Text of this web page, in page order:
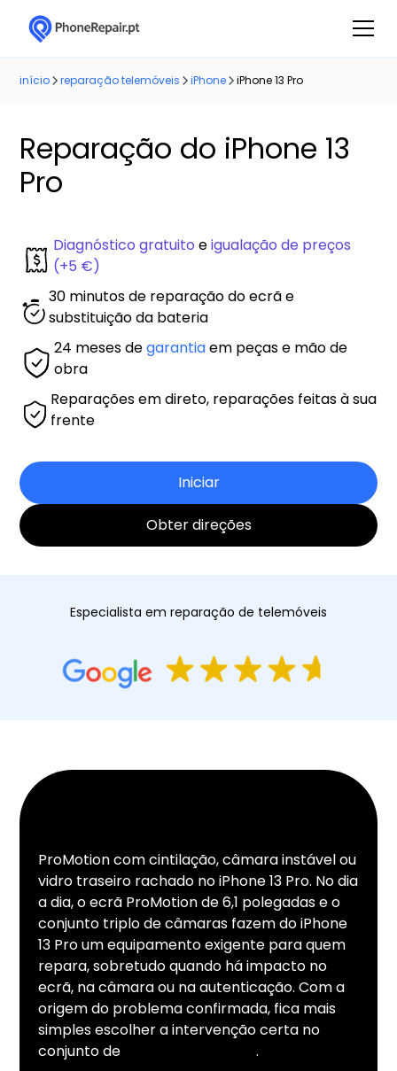
início reparação telemóveis iPhone iPhone 13 Pro
Reparação do iPhone 13
Pro
Diagnóstico gratuito eigualação de preços
(+5 €)
30 minutos de reparação do ecrã e
substituição da bateria
24 meses degarantiaem peças e mão de
obra
Reparações em direto, reparações feitas à sua
frente
Iniciar
Obter direções
Especialista em reparação de telemóveis
ProMotion com cintilação, câmara instável ou
vidro traseiro rachado no iPhone 13 Pro. No dia
a dia, o ecrã ProMotion de 6,1 polegadas e o
conjunto triplo de câmaras fazem do iPhone
13 Pro um equipamento exigente para quem
repara, sobretudo quando há impacto no
ecrã, na câmara ou na autenticação. Com a
origem do problema confirmada, fica mais
simples escolher a intervenção certa no
conjunto de
.